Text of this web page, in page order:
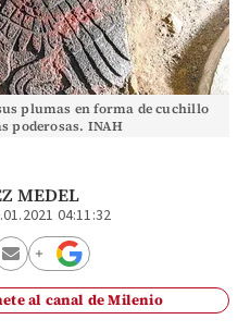
plumas en forma de cuchillo
poderosas. INAH
MEDEL
04:11:32
al canal de Milenio